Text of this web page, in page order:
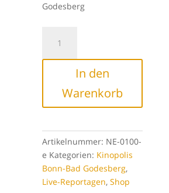
Godesberg
Botswana
Wildnis
Abenteuer
In den
Warenkorb
Artikelnummer: NE-0100-
e Kategorien: Kinopolis
Bonn-Bad Godesberg,
Live-Reportagen,Shop